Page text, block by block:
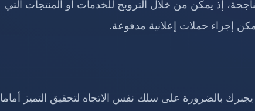
إذ يمكن من خلال الترويج للخدمات أو المنتجات التي
إجراء حملات إعلانية مدفوعة.
بالضرورة على سلك نفس الاتجاه لتحقيق التميز أماما